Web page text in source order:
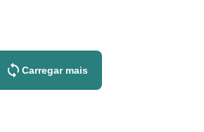
Carregar mais